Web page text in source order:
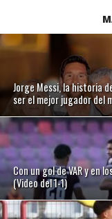
Jorge Messi, la historia
ser el mejor jugador del
Con un gol de VAR y en
(Video del 1-1)